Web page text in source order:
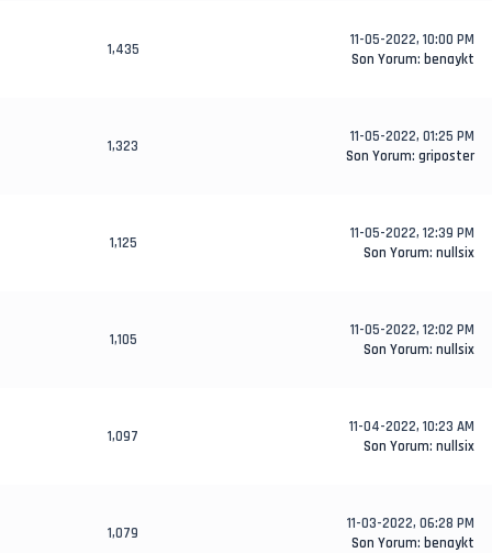
1,435
11-05-2022, 10:00 PM
Son Yorum: benaykt
1,323
11-05-2022, 01:25 PM
Son Yorum: griposter
1,125
11-05-2022, 12:39 PM
Son Yorum: nullsix
1,105
11-05-2022, 12:02 PM
Son Yorum: nullsix
1,097
11-04-2022, 10:23 AM
Son Yorum: nullsix
1,079
11-03-2022, 06:28 PM
Son Yorum: benaykt